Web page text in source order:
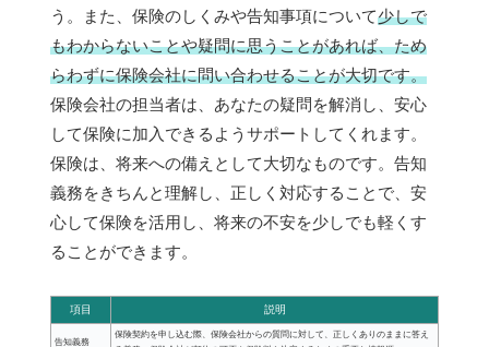
う。また、保険のしくみや告知事項について少しで
もわからないことや疑問に思うことがあれば、ため
らわずに保険会社に問い合わせることが大切です。
保険会社の担当者は、あなたの疑問を解消し、安心
して保険に加入できるようサポートしてくれます。
保険は、将来への備えとして大切なものです。告知
義務をきちんと理解し、正しく対応することで、安
心して保険を活用し、将来の不安を少しでも軽くす
ることができます。
項目 説明
告知義務
保険契約を申し込む際、保険会社からの質問に対して、正しくありのままに答え